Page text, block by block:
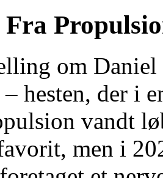
Fra
om Daniel
hesten, der i
vandt
men i